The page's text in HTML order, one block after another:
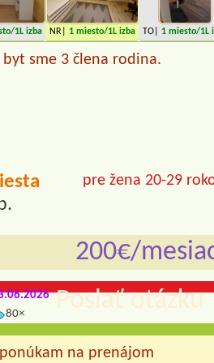
/1L izba NR| 1 miesto/1L izba TO| 1 miesto/1L
byt sme 3 člena rodina.
pre žena 20-29
200€/
Poslať otázku
80×
na prenájom